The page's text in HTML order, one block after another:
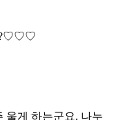
?♡♡♡
울게 하는군요. 나누